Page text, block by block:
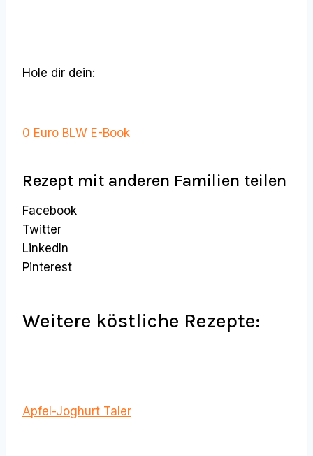
Hole dir dein:
0 Euro BLW E-Book
Rezept mit anderen Familien teilen
Facebook
Twitter
LinkedIn
Pinterest
Weitere köstliche Rezepte:
Apfel-Joghurt Taler